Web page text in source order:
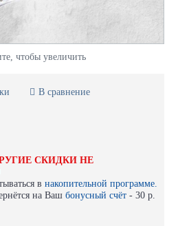
чтобы увеличить
В сравнение
СКИДКИ НЕ
в накопительной программе.
на Ваш бонусный счёт - 30 р.